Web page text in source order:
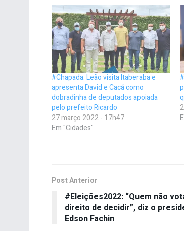
#Chapada: Leão visita Itaberaba e
apresenta David e Cacá como
dobradinha de deputados apoiada
pelo prefeito Ricardo
27 março 2022 - 17h47
Em "Cidades"
Post Anterior
#Eleições2022: “Quem não
direito de decidir”, diz o
Edson Fachin